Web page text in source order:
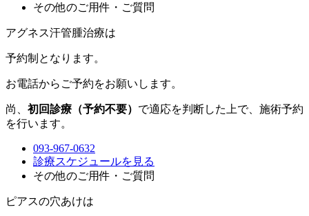
その他のご用件・ご質問
アグネス汗管腫治療は
予約制 となります。
お電話からご予約をお願いします。
尚、 初回診療（予約不要） で適応を判断した上で、施術予約
を行います。
093-967-0632
診療スケジュールを見る
その他のご用件・ご質問
ピアスの穴あけは